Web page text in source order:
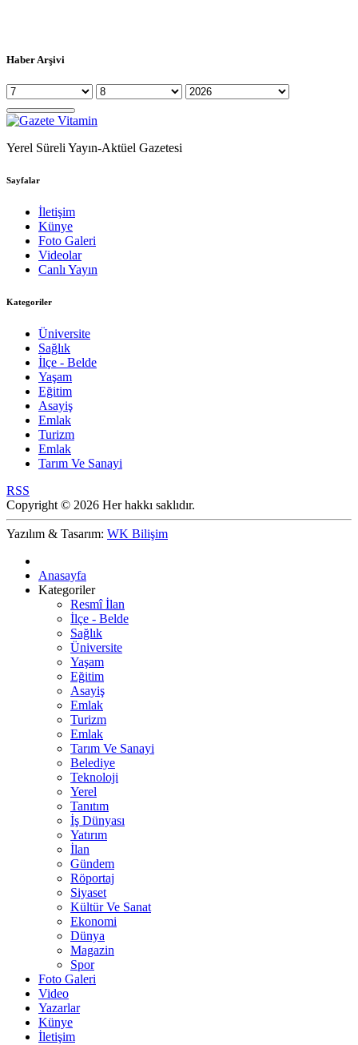
Haber Arşivi
Yerel Süreli Yayın-Aktüel Gazetesi
Sayfalar
İletişim
Künye
Foto Galeri
Videolar
Canlı Yayın
Kategoriler
Üniversite
Sağlık
İlçe - Belde
Yaşam
Eğitim
Asayiş
Emlak
Turizm
Emlak
Tarım Ve Sanayi
RSS
Copyright © 2026 Her hakkı saklıdır.
Yazılım & Tasarım: WK Bilişim
Anasayfa
Kategoriler
Resmî İlan
İlçe - Belde
Sağlık
Üniversite
Yaşam
Eğitim
Asayiş
Emlak
Turizm
Emlak
Tarım Ve Sanayi
Belediye
Teknoloji
Yerel
Tanıtım
İş Dünyası
Yatırım
İlan
Gündem
Röportaj
Siyaset
Kültür Ve Sanat
Ekonomi
Dünya
Magazin
Spor
Foto Galeri
Video
Yazarlar
Künye
İletişim